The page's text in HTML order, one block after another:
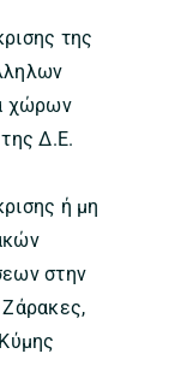
της
χώρων
Δ.Ε.
ή μη
στην